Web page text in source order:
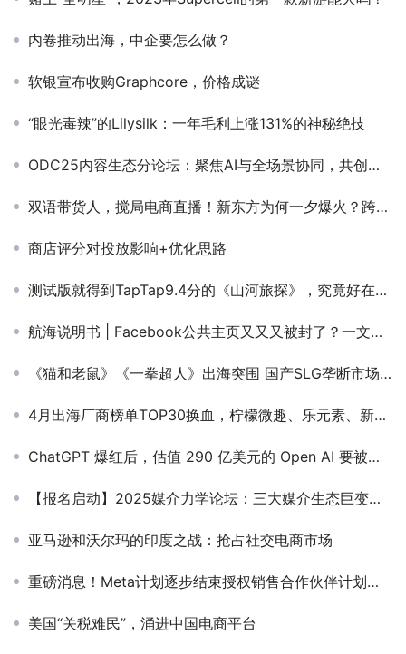
内卷推动出海，中企要怎么做？
软银宣布收购Graphcore，价格成谜
“眼光毒辣”的Lilysilk：一年毛利上涨131%的神秘绝技
ODC25内容生态分论坛：聚焦AI与全场景协同，共创内容增长新路径
双语带货人，搅局电商直播！新东方为何一夕爆火？跨境电商洗牌巨变，卖家如何看危中寻机？
商店评分对投放影响+优化思路
测试版就得到TapTap9.4分的《山河旅探》，究竟好在哪？
航海说明书 | Facebook公共主页又又又被封了？一文解决
《猫和老鼠》《一拳超人》出海突围 国产SLG垄断市场头部 | 日韩出海秀
4月出海厂商榜单TOP30换血，柠檬微趣、乐元素、新创娱游成增长新星
ChatGPT 爆红后，估值 290 亿美元的 Open AI 要被收购？
【报名启动】2025媒介力学论坛：三大媒介生态巨变，AI Agent如何重塑品牌增长？
亚马逊和沃尔玛的印度之战：抢占社交电商市场
重磅消息！Meta计划逐步结束授权销售合作伙伴计划，将影响全球广告商收入！
美国“关税难民”，涌进中国电商平台